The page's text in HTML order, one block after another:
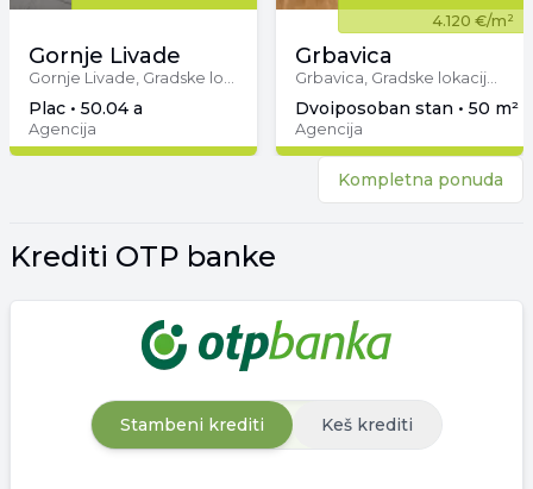
Gornje Livade
Gornje Livade, Gradske lokacije, Novi Sad
plac • 50.04 a
Agencija
4.120 €/m²
Grbavica
Grbavica, Gradske lokacije, Novi Sad
dvoiposoban stan • 50 m²
Agencija
Kompletna ponuda
Krediti OTP banke
Stambeni krediti Keš krediti